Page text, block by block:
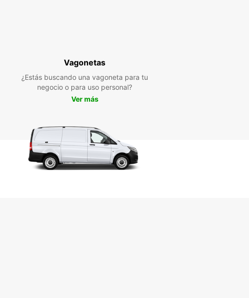
Asistencia local personalizada
No importa si estás de vacaciones en Friburgo de
¡Reserva tu coche de alquiler con nosotros y comienza
a explorar esta encantadora ciudad y sus alrededores
hoy mismo!
Vagonetas
¿Estás buscando una vagoneta para tu
negocio o para uso personal?
Ver más